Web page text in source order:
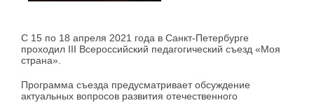
С 15 по 18 апреля 2021 года в Санкт-Петербурге
проходил III Всероссийский педагогический съезд «Моя
страна».
Программа съезда предусматривает обсуждение
актуальных вопросов развития отечественного